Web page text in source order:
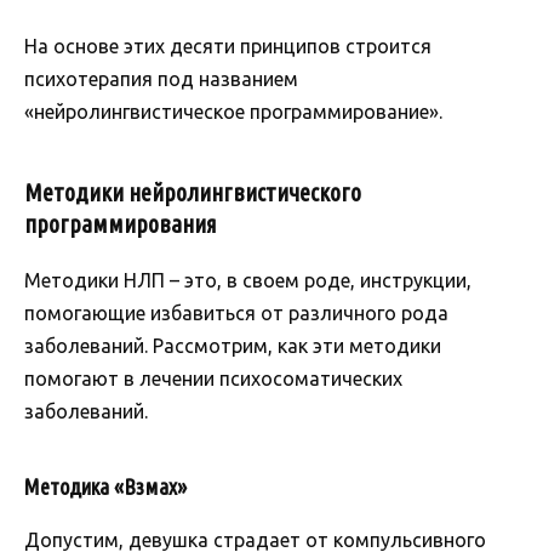
На основе этих десяти принципов строится
психотерапия под названием
«нейролингвистическое программирование».
Методики нейролингвистического
программирования
Методики НЛП – это, в своем роде, инструкции,
помогающие избавиться от различного рода
заболеваний. Рассмотрим, как эти методики
помогают в лечении психосоматических
заболеваний.
Методика «Взмах»
Допустим, девушка страдает от компульсивного